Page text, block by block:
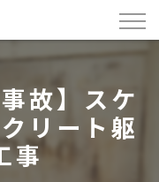
故】スケ
リート躯
事